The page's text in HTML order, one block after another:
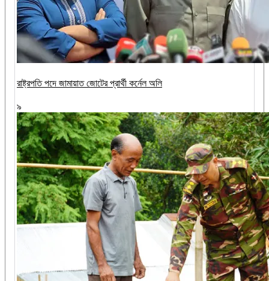
রাষ্ট্রপতি পদে জামায়াত জোটের প্রার্থী কর্নেল অলি
৯